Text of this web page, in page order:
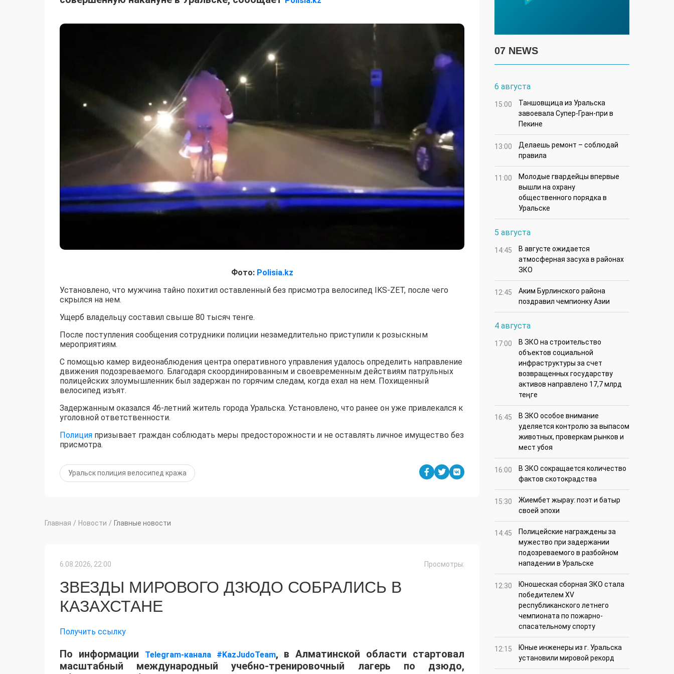
Фото: Polisia.kz
Установлено, что мужчина тайно похитил оставленный без присмотра велосипед IKS-ZET, после чего
скрылся на нем.
Ущерб владельцу составил свыше 80 тысяч тенге.
После поступления сообщения сотрудники полиции незамедлительно приступили к розыскным
мероприятиям.
С помощью камер видеонаблюдения центра оперативного управления удалось определить направление
движения подозреваемого. Благодаря скоординированным и своевременным действиям патрульных
полицейских злоумышленник был задержан по горячим следам, когда ехал на нем. Похищенный
велосипед изъят.
Задержанным оказался 46-летний житель города Уральска. Установлено, что ранее он уже привлекался к
уголовной ответственности.
Полиция призывает граждан соблюдать меры предосторожности и не оставлять личное имущество без
присмотра.
Уральск полиция велосипед кража
Главная / Новости / Главные новости
6.08.2026, 22:00 Просмотры:
ЗВЕЗДЫ МИРОВОГО ДЗЮДО СОБРАЛИСЬ В
КАЗАХСТАНЕ
Получить ссылку
По информации Telegram-канала #KazJudoTeam, в Алматинской области стартовал
масштабный международный учебно-тренировочный лагерь по дзюдо,
07 NEWS
6 августа
15:00
Таншовщица из Уральска
завоевала Супер-Гран-при в
Пекине
13:00
Делаешь ремонт – соблюдай
правила
11:00
Молодые гвардейцы впервые
вышли на охрану
общественного порядка в
Уральске
5 августа
14:45
В августе ожидается
атмосферная засуха в районах
ЗКО
12:45
Аким Бурлинского района
поздравил чемпионку Азии
4 августа
17:00
В ЗКО на строительство
объектов социальной
инфраструктуры за счет
возвращенных государству
активов направлено 17,7 млрд
теңге
16:45
В ЗКО особое внимание
уделяется контролю за выпасом
животных, проверкам рынков и
мест убоя
16:00
В ЗКО сокращается количество
фактов скотокрадства
15:30
Жиембет жырау: поэт и батыр
своей эпохи
14:45
Полицейские награждены за
мужество при задержании
подозреваемого в разбойном
нападении в Уральске
12:30
Юношеская сборная ЗКО стала
победителем XV
республиканского летнего
чемпионата по пожарно-
спасательному спорту
12:15
Юные инженеры из г. Уральска
установили мировой рекорд